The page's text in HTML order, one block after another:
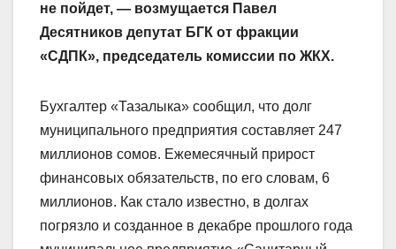
не пойдет, — возмущается Павел
Десятников депутат БГК от фракции
«СДПК», председатель комиссии по ЖКХ.
Бухгалтер «Тазалыка» сообщил, что долг
муниципального предприятия составляет 247
миллионов сомов. Ежемесячный прирост
финансовых обязательств, по его словам, 6
миллионов. Как стало известно, в долгах
погрязло и созданное в декаб­ре прошлого года